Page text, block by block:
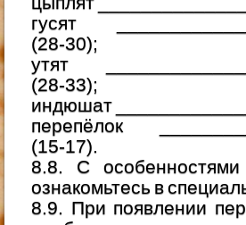
гусят
(28-30);
утят
(28-33);
индюшат
перепёлок
(15-17).
8.8. С
ознакомьтесь в
8.9. При появлении